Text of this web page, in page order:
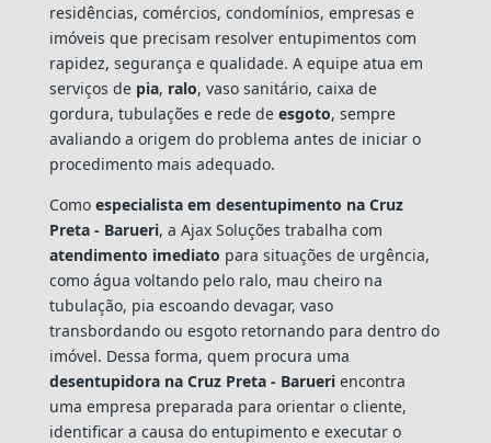
residências, comércios, condomínios, empresas e
imóveis que precisam resolver entupimentos com
rapidez, segurança e qualidade. A equipe atua em
serviços de pia, ralo, vaso sanitário, caixa de
gordura, tubulações e rede de esgoto, sempre
avaliando a origem do problema antes de iniciar o
procedimento mais adequado.
Como especialista em desentupimento na Cruz
Preta - Barueri, a Ajax Soluções trabalha com
atendimento imediato para situações de urgência,
como água voltando pelo ralo, mau cheiro na
tubulação, pia escoando devagar, vaso
transbordando ou esgoto retornando para dentro do
imóvel. Dessa forma, quem procura uma
desentupidora na Cruz Preta - Barueriencontra
uma empresa preparada para orientar o cliente,
identificar a causa do entupimento e executar o